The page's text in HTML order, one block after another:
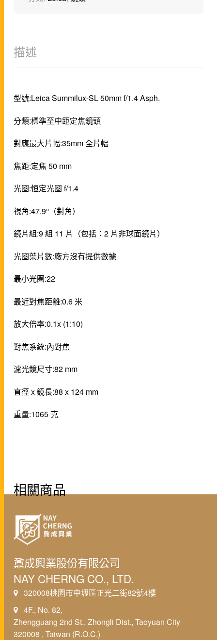
描述
型號:Leica Summilux-SL 50mm f/1.4 Asph.
分類:標準至中距定焦鏡頭
對應最大片幅:35mm 全片幅
焦距:定焦 50 mm
光圈:恒定光圈 f/1.4
視角:47.9°（對角）
鏡片組:9 組 11 片（包括：2 片非球面鏡片）
光圈葉片數:廠方沒有提供數據
最小光圈:22
最近對焦距離:0.6 米
放大倍率:0.1x (1:10)
對焦系統:內對焦
濾光鏡尺寸:82 mm
直徑 x 鏡長:88 x 124 mm
重量:1065 克
相關商品
鼐成興業股份有限公司
NAY CHERNG CO., LTD.
320008桃園市中壢區正光二街82號4樓
4F., No. 82,
Zhengguang 2nd St., Zhongli Dist., Taoyuan City
320008 , Taiwan (R.O.C.)